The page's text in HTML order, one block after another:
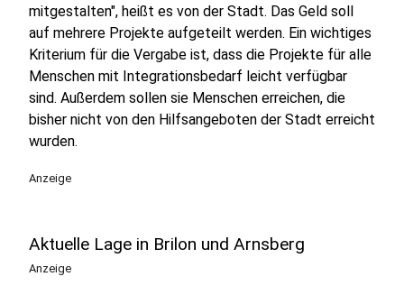
mitgestalten", heißt es von der Stadt. Das Geld soll
auf mehrere Projekte aufgeteilt werden. Ein wichtiges
Kriterium für die Vergabe ist, dass die Projekte für alle
Menschen mit Integrationsbedarf leicht verfügbar
sind. Außerdem sollen sie Menschen erreichen, die
bisher nicht von den Hilfsangeboten der Stadt erreicht
wurden.
Anzeige
Aktuelle Lage in Brilon und Arnsberg
Anzeige